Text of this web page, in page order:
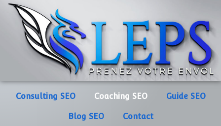
Consulting SEO Coaching SEO Guide SEO
Blog SEO Contact